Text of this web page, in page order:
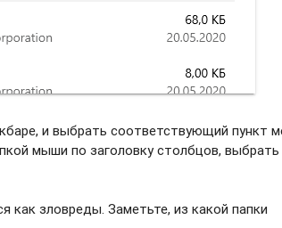
и выбрать соотвeтствующий пункт
мыши по заголовку столбцов, выбрать
как зловреды. Заметьте, из какой папки